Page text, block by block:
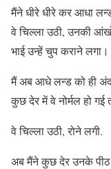
मैंने धीरे धीरे कर आधा
वे चिल्ला उठी, उनकी
भाई उन्हें चुप कराने लगा।
मैं अब आधे लन्ड को ही
कुछ देर में वे नोर्मल हो गई
वे चिल्ला उठी, रोने लगी.
अब मैंने कुछ देर उनके पीठ